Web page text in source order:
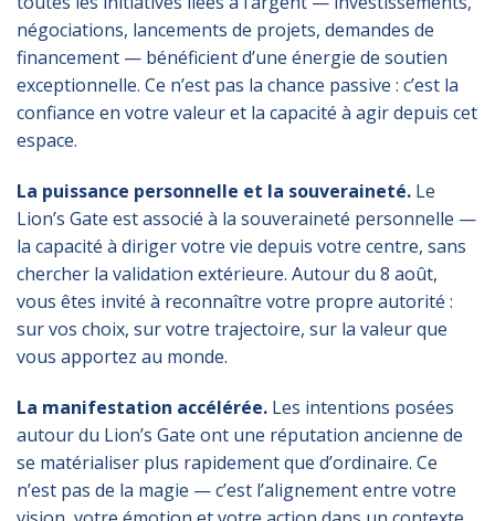
négociations, lancements de projets, demandes de
financement — bénéficient d’une énergie de soutien
exceptionnelle. Ce n’est pas la chance passive : c’est la
confiance en votre valeur et la capacité à agir depuis cet
espace.
La puissance personnelle et la souveraineté. Le
Lion’s Gate est associé à la souveraineté personnelle —
la capacité à diriger votre vie depuis votre centre, sans
chercher la validation extérieure. Autour du 8 août,
vous êtes invité à reconnaître votre propre autorité :
sur vos choix, sur votre trajectoire, sur la valeur que
vous apportez au monde.
La manifestation accélérée. Les intentions posées
autour du Lion’s Gate ont une réputation ancienne de
se matérialiser plus rapidement que d’ordinaire. Ce
n’est pas de la magie — c’est l’alignement entre votre